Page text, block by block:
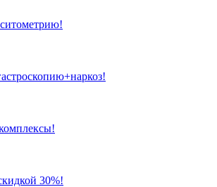
30%!